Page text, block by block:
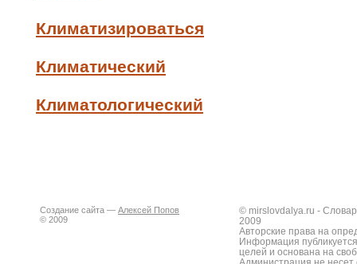
Климатизироваться
Климатический
Климатологический
Создание сайта — Алексей Попов
© 2009
© mirslovdalya.ru -
2009
Авторские права на
Информация
целей и основана на